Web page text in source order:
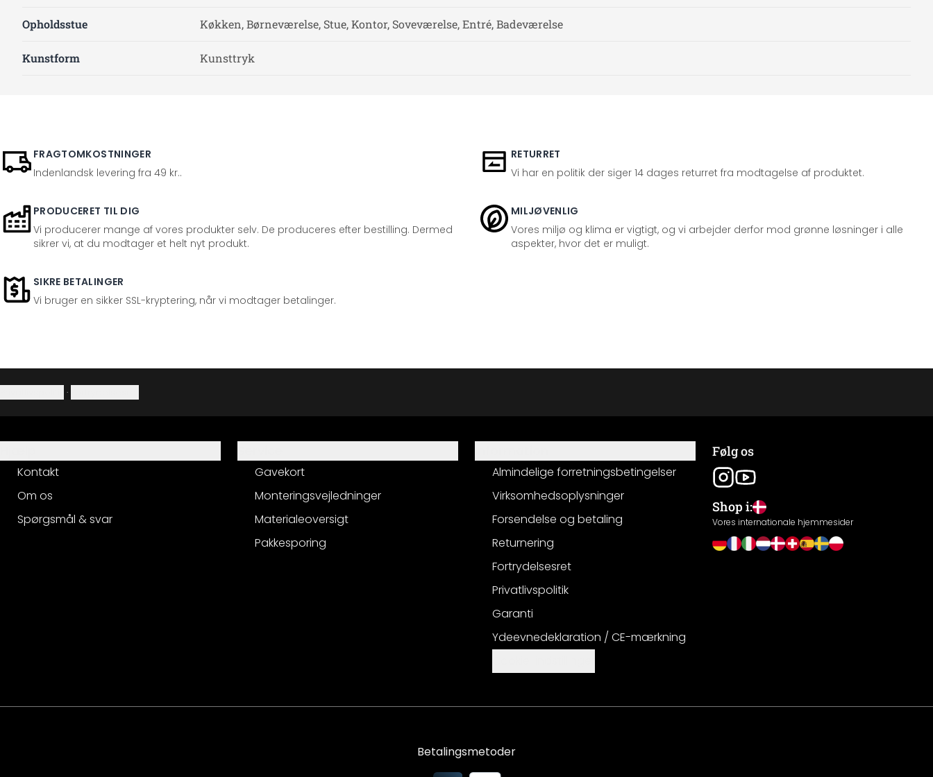
Opholdsstue Køkken, Børneværelse, Stue, Kontor, Soveværelse, Entré, Badeværelse
Kunstform Kunsttryk
FRAGTOMKOSTNINGER
Indenlandsk levering fra 49 kr..
RETURRET
Vi har en politik der siger 14 dages returret fra modtagelse af produktet.
PRODUCERET TIL DIG
Vi producerer mange af vores produkter selv. De produceres efter bestilling. Dermed
sikrer vi, at du modtager et helt nyt produkt.
MILJØVENLIG
Vores miljø og klima er vigtigt, og vi arbejder derfor mod grønne løsninger i alle
aspekter, hvor det er muligt.
SIKRE BETALINGER
Vi bruger en sikker SSL-kryptering, når vi modtager betalinger.
·
Kontakt
Om os
Spørgsmål & svar
Gavekort
Monteringsvejledninger
Materialeoversigt
Pakkesporing
Almindelige forretningsbetingelser
Virksomhedsoplysninger
Forsendelse og betaling
Returnering
Fortrydelsesret
Privatlivspolitik
Garanti
Ydeevnedeklaration / CE-mærkning
Følg os
Shop i:
Vores internationale hjemmesider
Betalingsmetoder